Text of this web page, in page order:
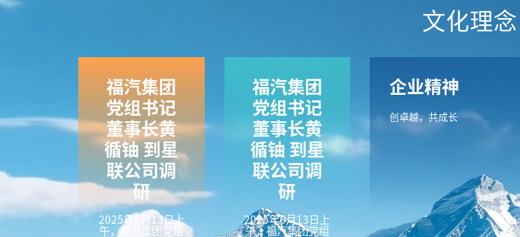
文化理念
福汽集团
党组书记
董事长黄
循铀 到星
联公司调
研
2025年6月13日上
午，福汽集团党组
福汽集团
党组书记
董事长黄
循铀 到星
联公司调
研
2025年6月13日上
午，福汽集团党组
企业精神
创卓越，共成长